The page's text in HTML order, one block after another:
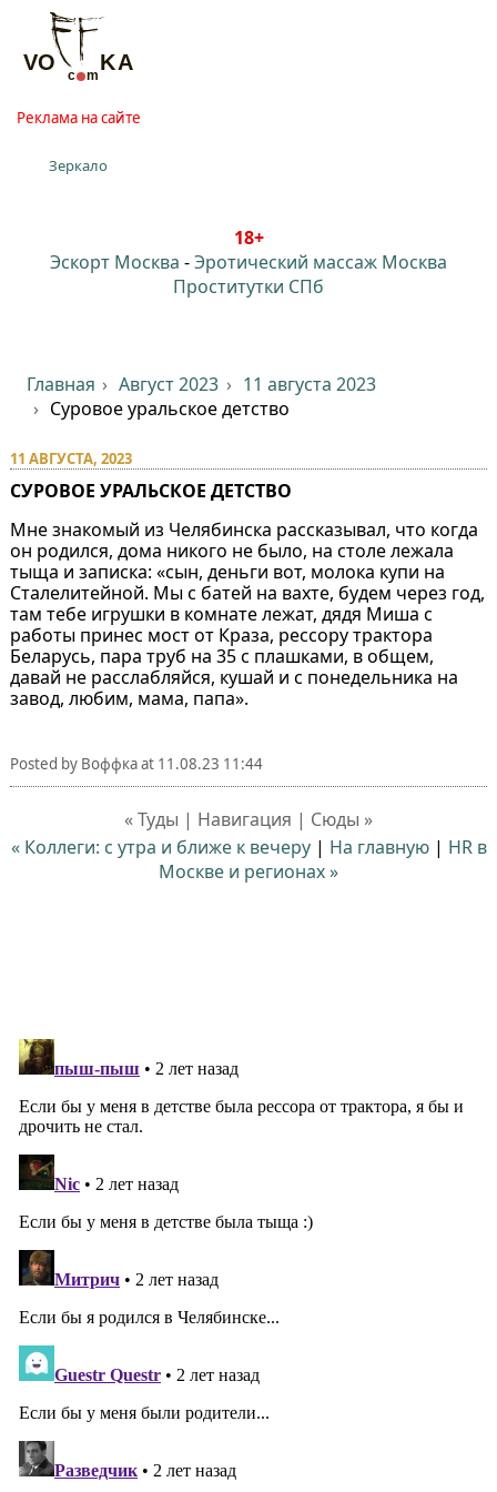
Реклама на сайте
Зеркало
18+
Эскорт Москва -Эротический массаж Москва
Проститутки СПб
Главная Август 2023
11 августа 2023
Суровое уральское детство
11 АВГУСТА, 2023
СУРОВОЕ УРАЛЬСКОЕ ДЕТСТВО
Мне знакомый из Челябинска рассказывал, что когда
он родился, дома никого не было, на столе лежала
тыща и записка: «сын, деньги вот, молока купи на
Сталелитейной. Мы с батей на вахте, будем через год,
там тебе игрушки в комнате лежат, дядя Миша с
работы принес мост от Краза, рессору трактора
Беларусь, пара труб на 35 с плашками, в общем,
давай не расслабляйся, кушай и с понедельника на
завод, любим, мама, папа».
Posted by Воффкаat 11.08.23 11:44
« Туды | Навигация | Сюды »
« Коллеги: с утра и ближе к вечеру| На главную| HR в
Москве и регионах »